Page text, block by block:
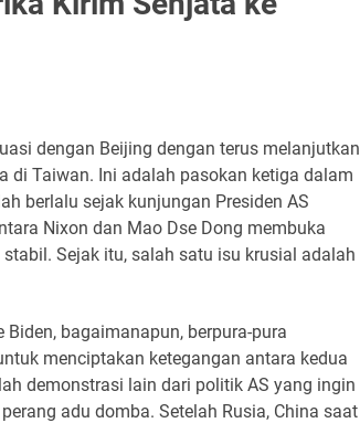
dengan Beijing dengan terus melanjutkan
di Taiwan. Ini adalah pasokan ketiga dalam
berlalu sejak kunjungan Presiden AS
Nixon dan Mao Dse Dong membuka
Sejak itu, salah satu isu krusial adalah
bagaimanapun, berpura-pura
menciptakan ketegangan antara kedua
demonstrasi lain dari politik AS yang ingin
adu domba. Setelah Rusia, China saat